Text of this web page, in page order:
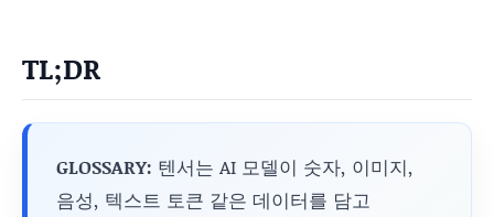
TL;DR
GLOSSARY: 텐서는 AI 모델이 숫자, 이미지,
음성, 텍스트 토큰 같은 데이터를 담고